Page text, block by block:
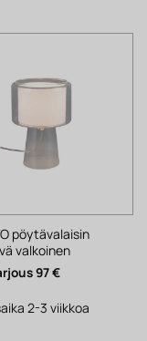
pöytävalaisin
valkoinen
€.
97€Nykyinen
97 €.
2-3 viikkoa